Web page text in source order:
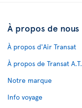
À propos de nous
À propos d'Air Transat
À propos de Transat A.T.
Notre marque
Info voyage